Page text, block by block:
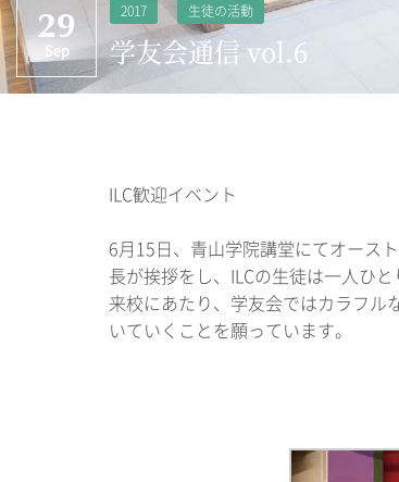
29
Sep
2017 生徒の活動
学友会通信 vol.6
ILC歓迎イベント
6月15日、青山学院講堂にてオース
長が挨拶をし、ILCの生徒は一人ひ
来校にあたり、学友会ではカラフル
いていくことを願っています。